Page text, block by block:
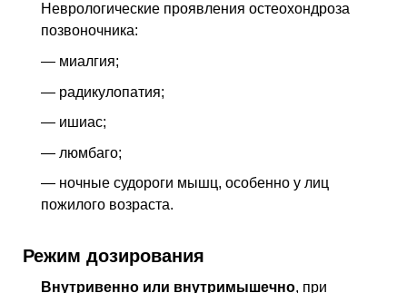
Неврологические проявления остеохондроза
позвоночника:
— миалгия;
— радикулопатия;
— ишиас;
— люмбаго;
— ночные судороги мышц, особенно у лиц
пожилого возраста.
Режим дозирования
Внутривенно или внутримышечно, при